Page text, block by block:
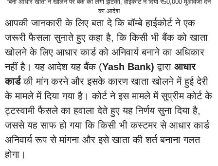
बिना आधार खाता न खोलने पर बैंक को लगा झटका, हाईकोर्ट ने दिया ₹50,000 मुआवजा देने
का आदेश
आपकी जानकारी के लिए बता दे कि बॉम्बे हाईकोर्ट ने एक
जरूरी फैसला सुनाते हुए कहा है, कि किसी भी बैंक को खाता
खोलने के लिए आधार कार्ड को अनिवार्य बनाने का अधिकार
नहीं है। यह आदेश यह बैंक (Yash Bank)द्वारा आधार
कार्डकी मांग करने और इसके कारण खाता खोलने में हुई देरी
के मामले में दिया गया है। कोर्ट ने इस मामले में सुप्रीम कोर्ट के
ट्टस्वामी फैसले का हवाला देते हुए यह निर्णय सुना दिया है,
जससे यह साफ हो गया कि किसी भी कस्टमर से आधार कार्ड
अनिवार्य रूप से मांगना और इसे खाता की शर्त बनाना गलत
होगा।